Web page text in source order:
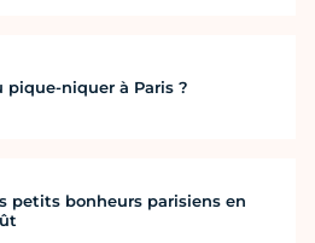
pique-niquer à Paris ?
petits bonheurs parisiens en